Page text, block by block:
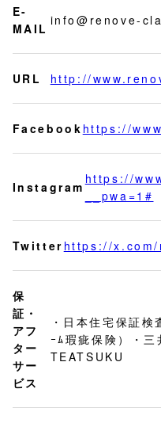
E-
MAIL
info@renove-
URL http://
Facebook https://
Instagram
https://
__pwa=1#
Twitter https://x.com/
保
証・
アフ
ター
サー
ビス
・日本住宅保証
ｰﾑ瑕疵保険）・
TEATSUKU